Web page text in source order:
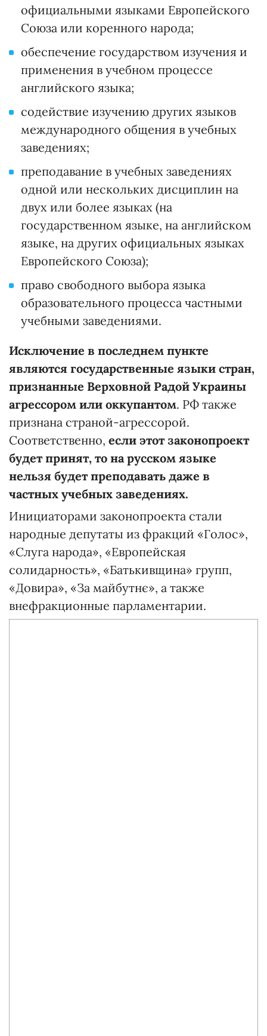
официальными языками Европейского
Союза или коренного народа;
обеспечение государством изучения и
применения в учебном процессе
английского языка;
содействие изучению других языков
международного общения в учебных
заведениях;
преподавание в учебных заведениях
одной или нескольких дисциплин на
двух или более языках (на
государственном языке, на английском
языке, на других официальных языках
Европейского Союза);
право свободного выбора языка
образовательного процесса частными
учебными заведениями.
Исключение в последнем пункте
являются государственные языки стран,
признанные Верховной Радой Украины
агрессором или оккупантом. РФ также
признана страной-агрессорой.
Соответственно, если этот законопроект
будет принят, то на русском языке
нельзя будет преподавать даже в
частных учебных заведениях.
Инициаторами законопроекта стали
народные депутаты из фракций «Голос»,
«Слуга народа», «Европейская
солидарность», «Батькивщина» групп,
«Довира», «За майбутнє», а также
внефракционные парламентарии.